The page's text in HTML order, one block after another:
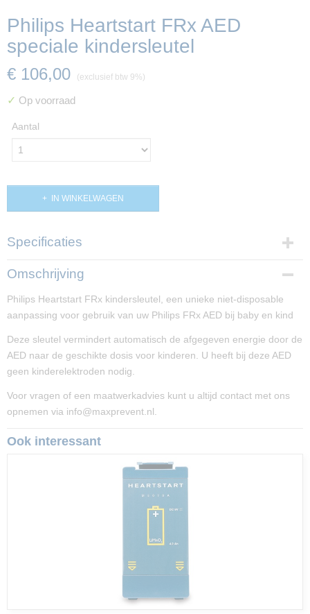
Philips Heartstart FRx AED
speciale kindersleutel
€ 106,00 (exclusief btw 9%)
✓ Op voorraad
Aantal
IN WINKELWAGEN
Specificaties
Productcode
Omschrijving
Philips Heartstart FRx kindersleutel, een unieke niet-disposable
aanpassing voor gebruik van uw Philips FRx AED bij baby en kind
Deze sleutel vermindert automatisch de afgegeven energie door de
AED naar de geschikte dosis voor kinderen. U heeft bij deze AED
geen kinderelektroden nodig.
Voor vragen of een maatwerkadvies kunt u altijd contact met ons
opnemen via info@maxprevent.nl.
Ook interessant